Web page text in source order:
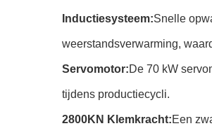
Inductiesysteem:Snelle
weerstandsverwarming,
Servomotor:De 70 kW
tijdens productiecycli.
2800KN Klemkracht:Een